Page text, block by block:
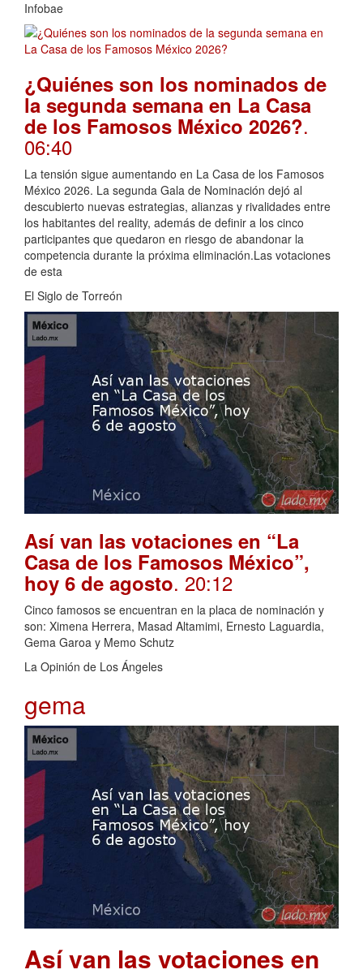
Infobae
¿Quiénes son los nominados de
la segunda semana en La Casa
de los Famosos México 2026?.
06:40
La tensión sigue aumentando en La Casa de los Famosos
México 2026. La segunda Gala de Nominación dejó al
descubierto nuevas estrategias, alianzas y rivalidades entre
los habitantes del reality, además de definir a los cinco
participantes que quedaron en riesgo de abandonar la
competencia durante la próxima eliminación.Las votaciones
de esta
El Siglo de Torreón
Así van las votaciones en “La
Casa de los Famosos México”,
hoy 6 de agosto. 20:12
Cinco famosos se encuentran en la placa de nominación y
son: Ximena Herrera, Masad Altamimi, Ernesto Laguardia,
Gema Garoa y Memo Schutz
La Opinión de Los Ángeles
gema
Así van las votaciones en